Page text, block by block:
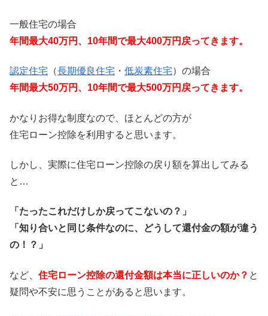
一般住宅の場合
年間最大40万円、10年間で最大400万円戻ってきます。
認定住宅 （長期優良住宅 ・ 低炭素住宅）の場合
年間最大50万円、10年間で最大500万円戻ってきます。
かなりお得な制度なので、ほとんどの方が
住宅ローン控除を利用すると思います。
しかし、実際に住宅ローン控除の戻り額を算出してみる
と…
「たったこれだけしか戻ってこないの？」
「知り合いと同じ条件なのに、どうして還付金の額が違う
の！？」
など、 住宅ローン控除の還付金額は本当に正しいのか？ と
疑問や不安に思うことがあると思います。